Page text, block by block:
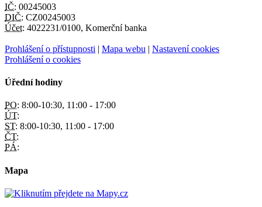
IČ: 00245003
DIČ: CZ00245003
Účet: 4022231/0100, Komerční banka
Prohlášení o přístupnosti | Mapa webu | Nastavení cookies
Prohlášení o cookies
Úřední hodiny
PO: 8:00-10:30, 11:00 - 17:00
ÚT:
ST: 8:00-10:30, 11:00 - 17:00
ČT:
PÁ:
Mapa